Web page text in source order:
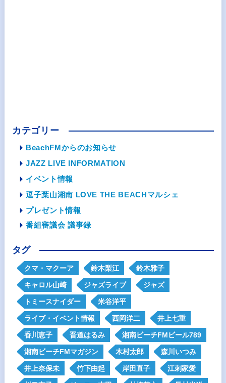
カテゴリー
BeachFMからのお知らせ
JAZZ LIVE INFORMATION
イベント情報
逗子葉山湘南 LOVE THE BEACHマルシェ
プレゼント情報
番組審議会 議事録
タグ
クマ・マクーア 鈴木梨江 鈴木雅子
キャロル山崎 ジャズライブ ジャズ
トミースナイダー 米谷洋平
ライブ・イベント情報 西岡洋二 井上七重
香川恵子 晋道はるみ 湘南ビーチFMビール789
湘南ビーチFMマガジン 木村太郎 森川いつみ
井上奈保未 竹下由起 岸田直子 江刺家愛